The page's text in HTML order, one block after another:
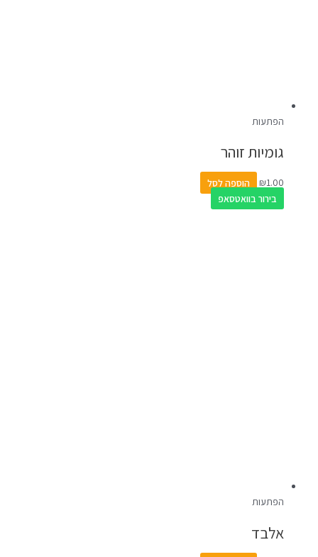
הפתעות
גומיות זוהר
₪1.00
הוספה לסל
בירור בוואטסאפ
הפתעות
אלבד